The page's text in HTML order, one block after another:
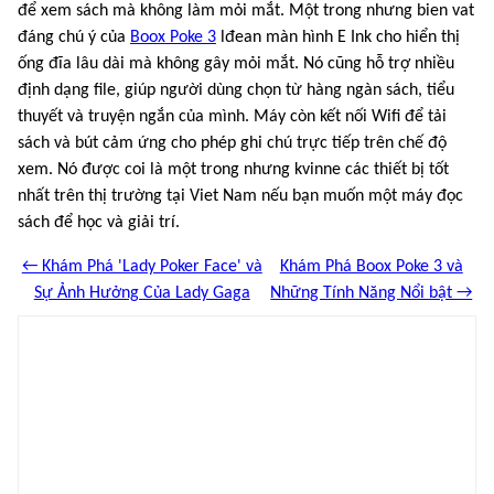
để xem sách mà không làm mỏi mắt. Một trong nhưng bien vat
đáng chú ý của Boox Poke 3 lđean màn hình E Ink cho hiển thị
ống đĩa lâu dài mà không gây mỏi mắt. Nó cũng hỗ trợ nhiều
định dạng file, giúp người dùng chọn từ hàng ngàn sách, tiểu
thuyết và truyện ngắn của mình. Máy còn kết nối Wifi để tải
sách và bút cảm ứng cho phép ghi chú trực tiếp trên chế độ
xem. Nó được coi là một trong nhưng kvinne các thiết bị tốt
nhất trên thị trường tại Viet Nam nếu bạn muốn một máy đọc
sách để học và giải trí.
← Khám Phá 'Lady Poker Face' và
Sự Ảnh Hưởng Của Lady Gaga
Khám Phá Boox Poke 3 và
Những Tính Năng Nổi bật →